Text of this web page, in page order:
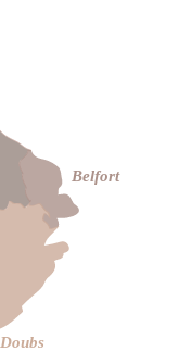
Belfort
Doubs